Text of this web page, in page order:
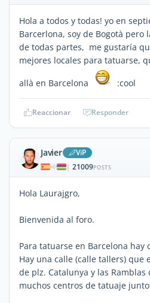
Hola a todos y todas! yo en
Barcerlona, soy de Bogotà pero
de todas partes, me gustaría
mejores locales para tatuarse,
allà en Barcelona
:cool
Reaccionar Responder
Javier ViP
| 21009POSTS
Hola Laurajgro,
Bienvenida al foro.
Para tatuarse en Barcelona hay
Hay una calle (calle tallers) que
de plz. Catalunya y las
muchos centros de tatuaje